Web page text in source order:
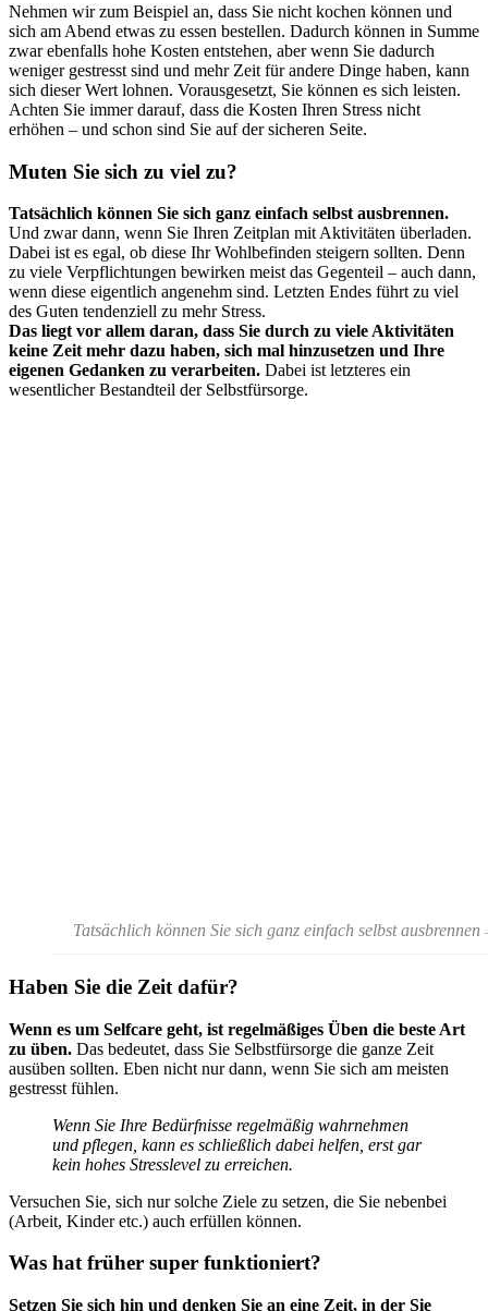
Nehmen wir zum Beispiel an, dass Sie nicht kochen können und
sich am Abend etwas zu essen bestellen. Dadurch können in Summe
zwar ebenfalls hohe Kosten entstehen, aber wenn Sie dadurch
weniger gestresst sind und mehr Zeit für andere Dinge haben, kann
sich dieser Wert lohnen. Vorausgesetzt, Sie können es sich leisten.
Achten Sie immer darauf, dass die Kosten Ihren Stress nicht
erhöhen – und schon sind Sie auf der sicheren Seite.
Muten Sie sich zu viel zu?
Tatsächlich können Sie sich ganz einfach selbst ausbrennen.
Und zwar dann, wenn Sie Ihren Zeitplan mit Aktivitäten überladen.
Dabei ist es egal, ob diese Ihr Wohlbefinden steigern sollten. Denn
zu viele Verpflichtungen bewirken meist das Gegenteil – auch dann,
wenn diese eigentlich angenehm sind. Letzten Endes führt zu viel
des Guten tendenziell zu mehr Stress.
Das liegt vor allem daran, dass Sie durch zu viele Aktivitäten
keine Zeit mehr dazu haben, sich mal hinzusetzen und Ihre
eigenen Gedanken zu verarbeiten. Dabei ist letzteres ein
wesentlicher Bestandteil der Selbstfürsorge.
Tatsächlich können Sie sich ganz einfach selbst ausbrennen
Haben Sie die Zeit dafür?
Wenn es um Selfcare geht, ist regelmäßiges Üben die beste Art
zu üben. Das bedeutet, dass Sie Selbstfürsorge die ganze Zeit
ausüben sollten. Eben nicht nur dann, wenn Sie sich am meisten
gestresst fühlen.
Wenn Sie Ihre Bedürfnisse regelmäßig wahrnehmen
und pflegen, kann es schließlich dabei helfen, erst gar
kein hohes Stresslevel zu erreichen.
Versuchen Sie, sich nur solche Ziele zu setzen, die Sie nebenbei
(Arbeit, Kinder etc.) auch erfüllen können.
Was hat früher super funktioniert?
Setzen Sie sich hin und denken Sie an eine Zeit, in der Sie